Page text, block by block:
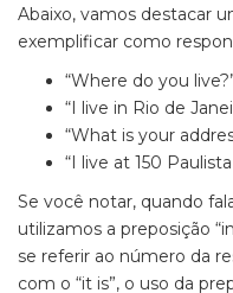
Abaixo, vamos destacar
exemplificar como
“Where do you
“I live in Rio de
“What is your
“I live at 150
Se você notar, quando
utilizamos a preposição
se referir ao número da
com o “it is”, o uso da